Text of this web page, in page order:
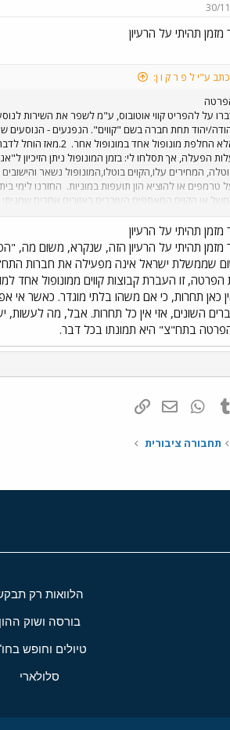
30/
מזמן תהיתי על הרעיון
ע"י ל פ ר ק ו ן:
על להפריט קווי אוטובוס, ע"מ לשפר את השירות
החלפת מונופול אחד במונופול אחר.
2.מאז הוחל
הפעלה, אך תסלחו לי: בזמן המונופול ניתן הזיכיון
המחירים עלו,הקוים בוטלו,המונופול נשאר
טרמפים או להוציא הון תועפות במוניות. החזרנו לימי
או הקוים המאספים העוברים באזורים אחרים
האחר יסע במסלול אחר (דרך קנין ר"ג למשל?)
מישהו שם למעלה זוכר שלא לכל אחד יש רכב זמין או
מזמן תהיתי על הרעיון
מזמן תהיתי על הרעיון הזה, שנקרא, משום מה,
שממשלת ישראל אינה מפעילה את חברות
הפרטה, זו העברת קבוצות קווים ממונופול אחד
כאן תחרות, כי אם משהו בלתי מוגדר. כאשר אי
השונים, אזי אין כל תחרות. אבל, מה לעשות,
בתח"צ" היא תמונתו בכל דבר.
Tumblr
WhatsAppדואר אלקטרוני
תחבורה ציבורית
הלוואות רק
בורסה ושוק ההון
טיולים וחופש
סלולארי